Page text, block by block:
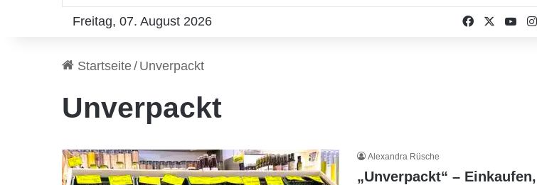
Freitag, 07. August 2026 Facebook
Startseite/ Unverpackt
Unverpackt
Alexandra Rüsche
„Unverpackt“ –